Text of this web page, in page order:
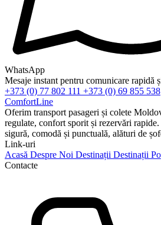
WhatsApp
Mesaje instant pentru comunicare rapidă
+373 (0) 77 802 111 +373 (0) 69 855 538
ComfortLine
Oferim transport pasageri și colete
regulate, confort sporit și rezervări
sigură, comodă și punctuală, alături de
Link-uri
Acasă Despre Noi Destinații Destinații
Contacte